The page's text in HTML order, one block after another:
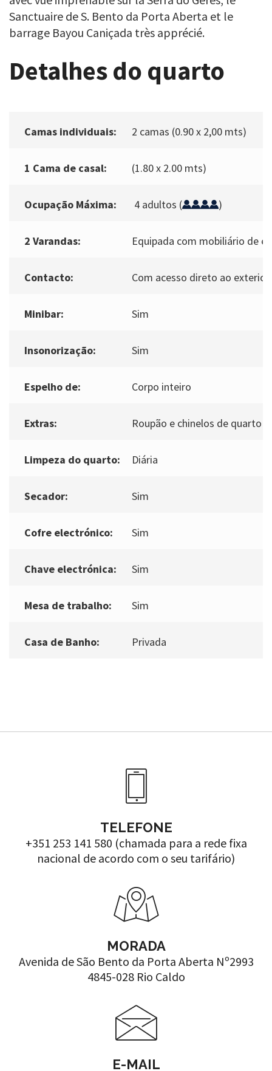
Sanctuaire de S. Bento da Porta Aberta et le
barrage Bayou Caniçada très apprécié.
Detalhes do quarto
Camas individuais: 2 camas (0.90 x 2,00 mts)
1 Cama de casal: (1.80 x 2.00 mts)
Ocupação Máxima: 4 adultos ( )
2 Varandas: Equipada com mobiliário de
Contacto: Com acesso direto ao exterior
Minibar: Sim
Insonorização: Sim
Espelho de: Corpo inteiro
Extras: Roupão e chinelos de quarto
Limpeza do quarto: Diária
Secador: Sim
Cofre electrónico: Sim
Chave electrónica: Sim
Mesa de trabalho: Sim
Casa de Banho: Privada
TELEFONE
+351 253 141 580 (chamada para a rede fixa
nacional de acordo com o seu tarifário)
MORADA
Avenida de São Bento da Porta Aberta Nº2993
4845-028 Rio Caldo
E-MAIL